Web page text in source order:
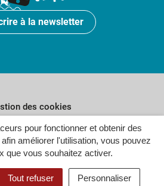
pour fonctionner et obtenir des
améliorer l'utilisation, vous pouvez
que vous souhaitez activer.
Tout refuser Personnaliser
à la newsletter
des cookies
Plan du site
de confidentialité
Crédits